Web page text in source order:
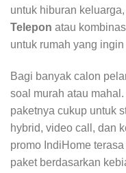
untuk hiburan
Telepon atau
untuk rumah yang
Bagi banyak calon
soal murah atau
paketnya cukup untuk
hybrid, video call, dan
promo IndiHome
paket berdasarkan